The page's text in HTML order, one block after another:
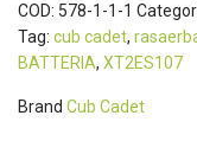
COD: 578-1-1-1
Tag: cub cadet,
BATTERIA, XT2ES107
Brand Cub Cadet